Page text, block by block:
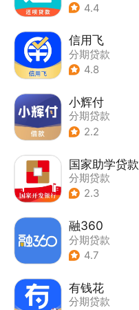
4.4
信用飞
分期贷款
4.8
小辉付
分期贷款
2.2
国家助学贷款
分期贷款
2.3
融360
分期贷款
4.7
有钱花
分期贷款